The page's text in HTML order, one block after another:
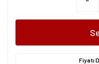
Fiyatı